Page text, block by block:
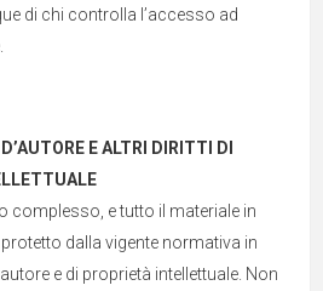
di chi controlla l’accesso ad
E ALTRI DIRITTI DI
complesso, e tutto il materiale in
dalla vigente normativa in
e di proprietà intellettuale. Non